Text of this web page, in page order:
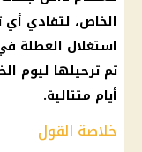
الخاص، لتفادي أي
استغلال العطلة في
أيام متتالية.
خلاصة القول